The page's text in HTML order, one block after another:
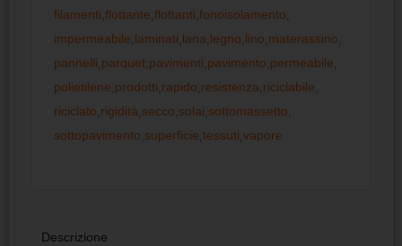
filamenti flottante flottanti fonoisolamento
impermeabile laminati lana legno lino materassino
pannelli parquet pavimenti pavimento permeabile
polietilene prodotti rapido resistenza riciclabile
riciclato rigidità secco solai sottomassetto
sottopavimento superficie tessuti vapore
Descrizione